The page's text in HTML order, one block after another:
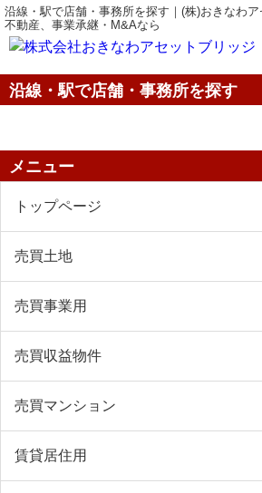
沿線・駅で店舗・事務所を探す｜(株)おきなわ
不動産、事業承継・M&Aなら
沿線・駅で店舗・事務所を探す
メニュー
トップページ
売買土地
売買事業用
売買収益物件
売買マンション
賃貸居住用